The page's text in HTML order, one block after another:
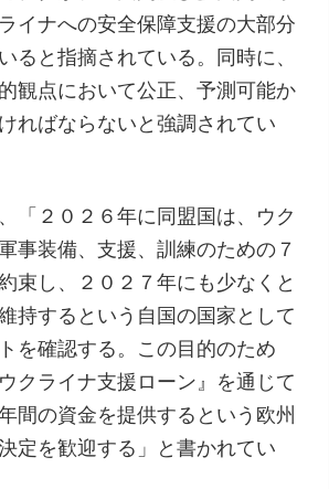
イナへの安全保障支援の大部分
ると指摘されている。同時に、
観点において公正、予測可能か
ればならないと強調されてい
「２０２６年に同盟国は、ウク
事装備、支援、訓練のための７
束し、２０２７年にも少なくと
持するという自国の国家として
を確認する。この目的のため
クライナ支援ローン』を通じて
間の資金を提供するという欧州
定を歓迎する」と書かれてい